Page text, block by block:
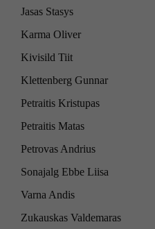
Jasas Stasys
Karma Oliver
Kivisild Tiit
Klettenberg Gunnar
Petraitis Kristupas
Petraitis Matas
Petrovas Andrius
Sonajalg Ebbe Liisa
Varna Andis
Zukauskas Valdemaras